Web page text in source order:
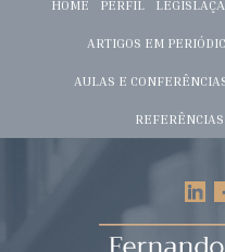
HOME PERFIL
ARTIGOS EM
AULAS E